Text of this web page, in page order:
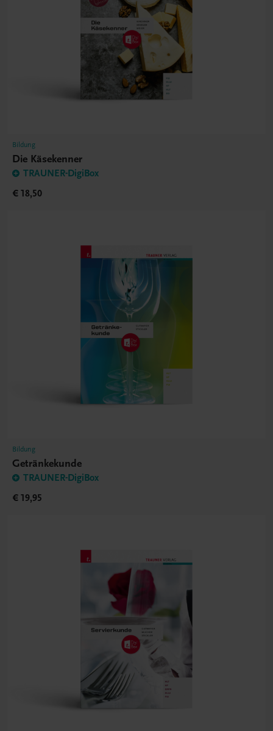
Bildung
Die Käsekenner
TRAUNER-DigiBox
€ 18,50
Bildung
Getränkekunde
TRAUNER-DigiBox
€ 19,95